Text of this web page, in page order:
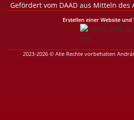
Gefördert vom DAAD aus Mitteln des
2023-2026 © Alle Rechte vorbehalten
Erstellen einer Website und